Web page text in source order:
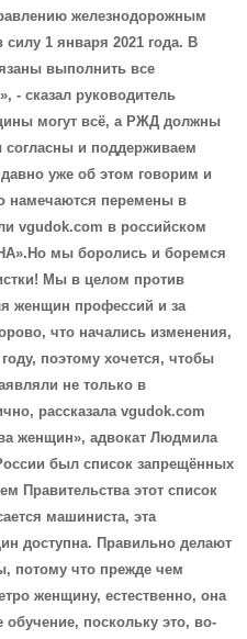
железнодорожным
силу 1 января 2021 года. В
выполнить все
- сказал руководитель
могут всё, а РЖД должны
и поддерживаем
уже об этом говорим и
намечаются перемены в
vgudok.com в российском
Но мы боролись и боремся
Мы в целом против
женщин профессий и за
что начались изменения,
поэтому хочется, чтобы
не только в
рассказала vgudok.com
женщин», адвокат Людмила
был список запрещённых
Правительства этот список
машиниста, эта
доступна. Правильно делают
потому что прежде чем
женщину, естественно, она
поскольку это, во-